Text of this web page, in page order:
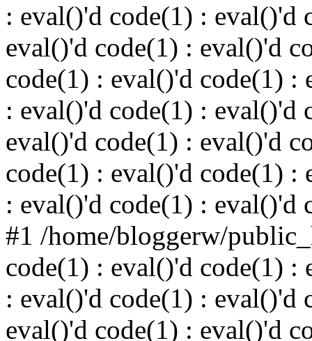
: eval()'d code(1) : eval()'d
eval()'d code(1) : eval()'d
code(1) : eval()'d code(1) :
: eval()'d code(1) : eval()'d
eval()'d code(1) : eval()'d
code(1) : eval()'d code(1) :
: eval()'d code(1) : eval()'d
#1 /home/bloggerw/
code(1) : eval()'d code(1) :
: eval()'d code(1) : eval()'d
eval()'d code(1) : eval()'d